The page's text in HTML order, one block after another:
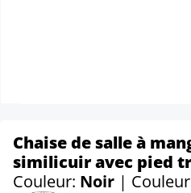
Chaise de salle à
similicuir avec pied
Couleur: Noir |